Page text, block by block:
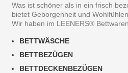
Was ist schöner als in ein frisch
bietet Geborgenheit und
Wir haben im LEENERS®
BETTWÄSCHE
BETTBEZÜGEN
BETTDECKENBEZÜGEN